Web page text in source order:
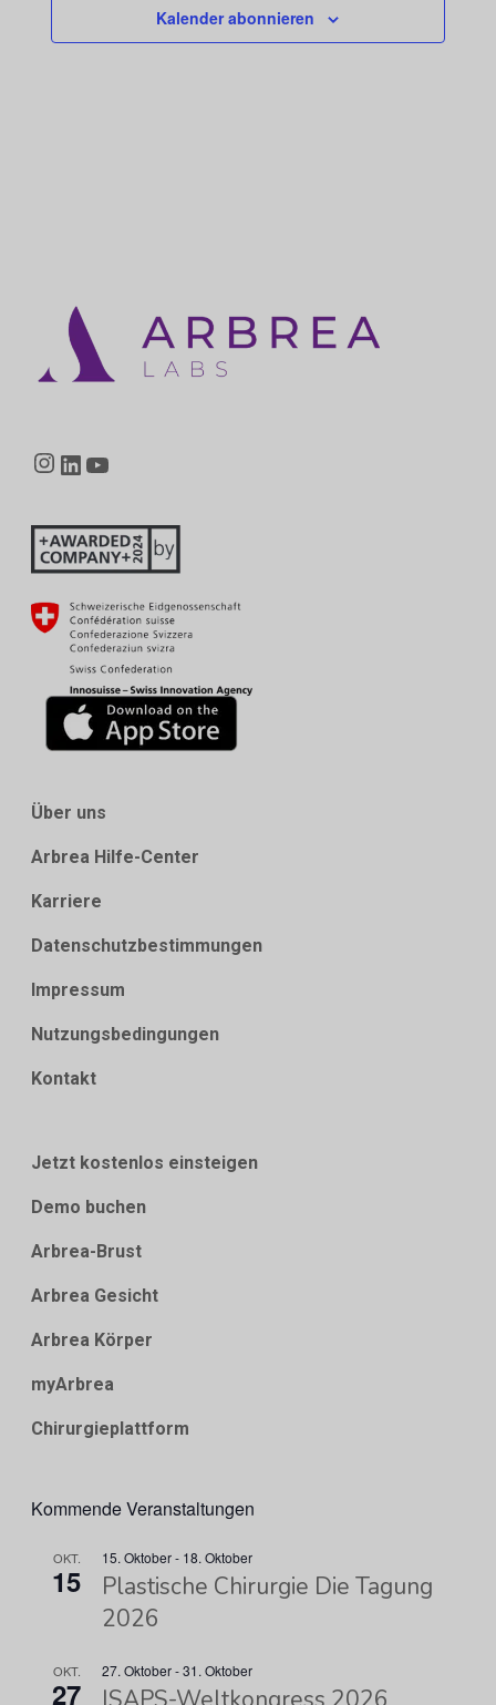
Kalender abonnieren
Instagram
LinkedIn
Über uns
Arbrea Hilfe-Center
Karriere
Datenschutzbestimmungen
Impressum
Nutzungsbedingungen
Kontakt
Jetzt kostenlos einsteigen
Demo buchen
Arbrea-Brust
Arbrea Gesicht
Arbrea Körper
myArbrea
Chirurgieplattform
Kommende Veranstaltungen
OKT.
15
15. Oktober- 18. Oktober
Plastische Chirurgie Die Tagung
2026
OKT.
27
27. Oktober-31. Oktober